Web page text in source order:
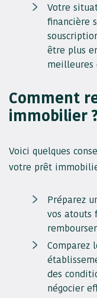
Votre
financière
être plus
meilleures
Comment
immobilier ?
Voici quelques
votre prêt
Préparez
vos atouts
Comparez
des
négocier